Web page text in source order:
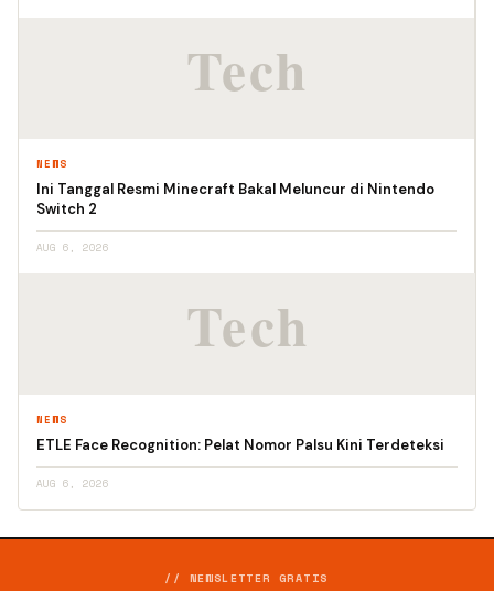
NEWS
Ini Tanggal Resmi Minecraft Bakal Meluncur di Nintendo
Switch 2
AUG 6, 2026
NEWS
ETLE Face Recognition: Pelat Nomor Palsu Kini Terdeteksi
AUG 6, 2026
// NEWSLETTER GRATIS